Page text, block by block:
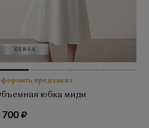
предзаказ
юбка миди
700